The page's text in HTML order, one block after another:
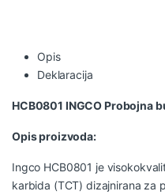
Opis
Deklaracija
HCB0801 INGCO Probojna
Opis proizvoda:
Ingco HCB0801 je
karbida (TCT) dizajnirana za